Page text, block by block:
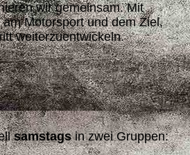
wir gemeinsam. Mit
Motorsport und dem Ziel,
weiterzuentwickeln.
samstagsin zwei Gruppen: